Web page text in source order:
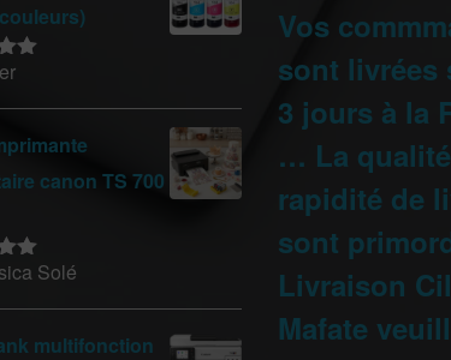
sur
canon TS 700
Solé
multifonction
Vos
sont livrées
3 jours à la
… La
rapidité de
sont
Livraison
Mafate